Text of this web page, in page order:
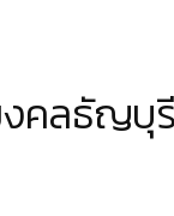
งคลธัญ